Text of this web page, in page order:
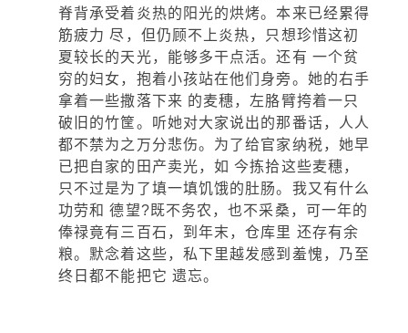
脊背承受着炎热的阳光的烘烤。本来已经累得
筋疲力 尽，但仍顾不上炎热，只想珍惜这初
夏较长的天光，能够多干点活。还有 一个贫
穷的妇女，抱着小孩站在他们身旁。她的右手
拿着一些撒落下来 的麦穗，左胳臂挎着一只
破旧的竹筐。听她对大家说出的那番话，人人
都不禁为之万分悲伤。为了给官家纳税，她早
已把自家的田产卖光，如 今拣拾这些麦穗，
只不过是为了填一填饥饿的肚肠。我又有什么
功劳和 德望?既不务农，也不采桑，可一年的
俸禄竟有三百石，到年末，仓库里 还存有余
粮。默念着这些，私下里越发感到羞愧，乃至
终日都不能把它 遗忘。